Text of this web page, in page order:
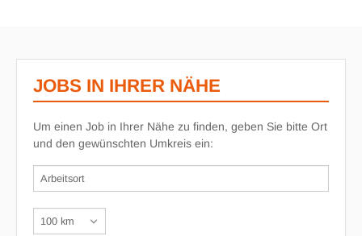
JOBS IN IHRER NÄHE
Um einen Job in Ihrer Nähe zu finden, geben Sie bitte Ort
und den gewünschten Umkreis ein: